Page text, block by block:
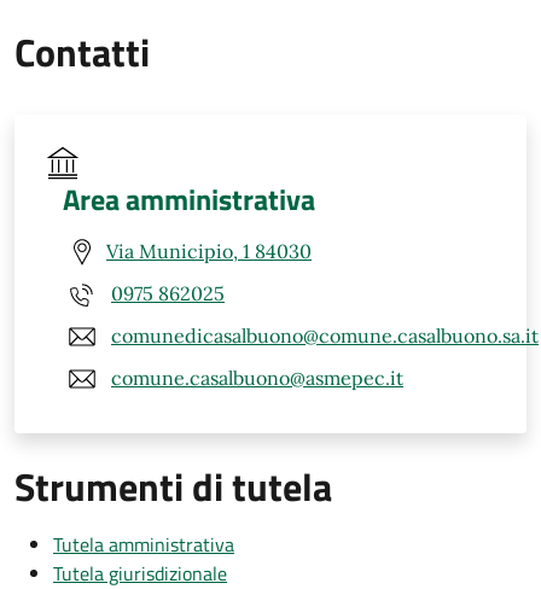
Contatti
Area amministrativa
Via Municipio, 1 84030
0975 862025
comunedicasalbuono@comune.casalbuono.sa.it
comune.casalbuono@asmepec.it
Strumenti di tutela
Tutela amministrativa
Tutela giurisdizionale